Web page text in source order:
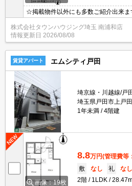
☆掲載物件以外にも多数ご紹介出来ま
お探しさせて頂きます♪
株式会社タウンハウジング埼玉 南浦和店
情報更新日 2026/08/08
賃貸アパート エムシティ戸田
埼京線・川越線/戸
埼玉県戸田市上戸
1年未満
4階建
画像：19枚
8.8万円(管理費等
敷
なし 礼
なし
2階
1LDK